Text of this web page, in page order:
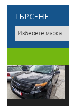
TЪРСЕНЕ